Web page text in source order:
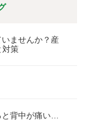
ませんか？産
対策
背中が痛い…